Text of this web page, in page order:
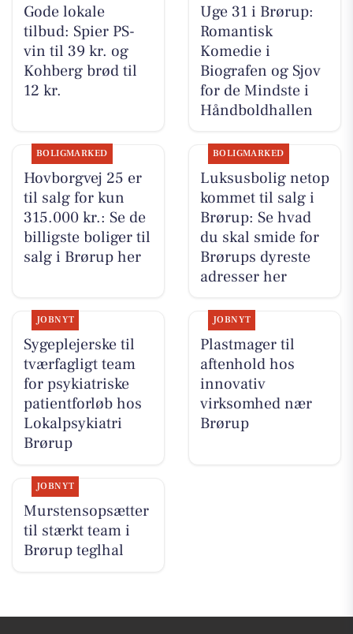
Gode lokale
tilbud: Spier PS-
vin til 39 kr. og
Kohberg brød til
12 kr.
Uge 31 i Brørup:
Romantisk
Komedie i
Biografen og Sjov
for de Mindste i
Håndboldhallen
BOLIGMARKED
Hovborgvej 25 er
til salg for kun
315.000 kr.: Se de
billigste boliger til
salg i Brørup her
BOLIGMARKED
Luksusbolig netop
kommet til salg i
Brørup: Se hvad
du skal smide for
Brørups dyreste
adresser her
JOBNYT
Sygeplejerske til
tværfagligt team
for psykiatriske
patientforløb hos
Lokalpsykiatri
Brørup
JOBNYT
Plastmager til
aftenhold hos
innovativ
virksomhed nær
Brørup
JOBNYT
Murstensopsætter
til stærkt team i
Brørup teglhal